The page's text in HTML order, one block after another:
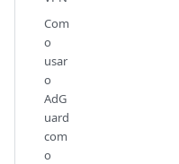
Com
o
usar
o
AdG
uard
com
o